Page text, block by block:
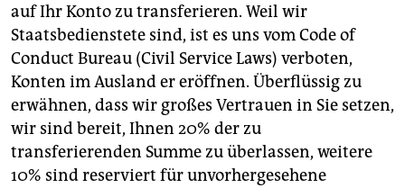
auf Ihr Konto zu transferieren. Weil wir
Staatsbedienstete sind, ist es uns vom Code of
Conduct Bureau (Civil Service Laws) verboten,
Konten im Ausland er eröffnen. Überflüssig zu
erwähnen, dass wir großes Vertrauen in Sie setzen,
wir sind bereit, Ihnen 20% der zu
transferierenden Summe zu überlassen, weitere
10% sind reserviert für unvorhergesehene